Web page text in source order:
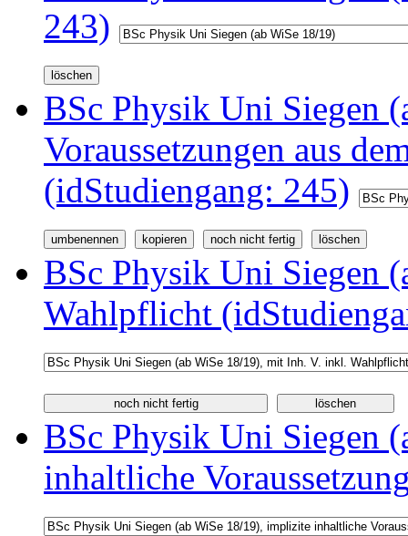
243)
BSc Physik Uni Siegen
Voraussetzungen aus
(idStudiengang: 245)
BSc Physik Uni Siegen
Wahlpflicht
BSc Physik Uni Siegen
inhaltliche